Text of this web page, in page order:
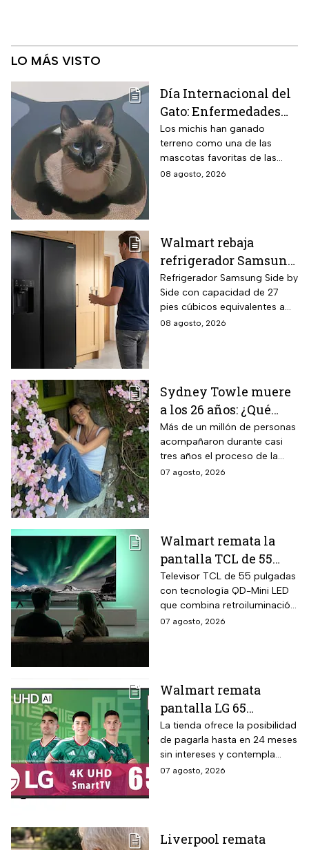
LO MÁS VISTO
Día Internacional del
Gato: Enfermedades
más comunes y cómo
cuidar a estos felinos
Los michis han ganado
terreno como una de las
mascotas favoritas de las
familias mexicanas y hoy 8 de
08 agosto, 2026
Walmart rebaja
refrigerador Samsung
Side by Side 27 pies
negro para familias
con casi 40% de
descuento
Refrigerador Samsung Side by
Side con capacidad de 27
pies cúbicos equivalentes a
716 litros, tecnología
Inverter con 20 años de
garantía exclusiva,
dispensador de agua y hielo
en la puerta y fábrica de
hielos automática.
08 agosto, 2026
Sydney Towle muere
a los 26 años: ¿Qué
cáncer padecía la
estrella de TikTok?
Más de un millón de personas
acompañaron durante casi
tres años el proceso de la
creadora: tratamientos,
07 agosto, 2026
Walmart remata la
pantalla TCL de 55
pulgadas 4K QD-Mini
Led con $6,600 de
descuento en línea y
hasta 24 meses sin
Televisor TCL de 55 pulgadas
con tecnología QD-Mini LED
que combina retroiluminación
Mini LED de casi precisión
plataforma Google TV.
07 agosto, 2026
Walmart remata
pantalla LG 65
pulgadas UHD 4K con
funciones de
inteligencia artificial
ThinQ
La tienda ofrece la posibilidad
de pagarla hasta en 24 meses
sin intereses y contempla
devoluciones hasta 30 días
07 agosto, 2026
Liverpool remata